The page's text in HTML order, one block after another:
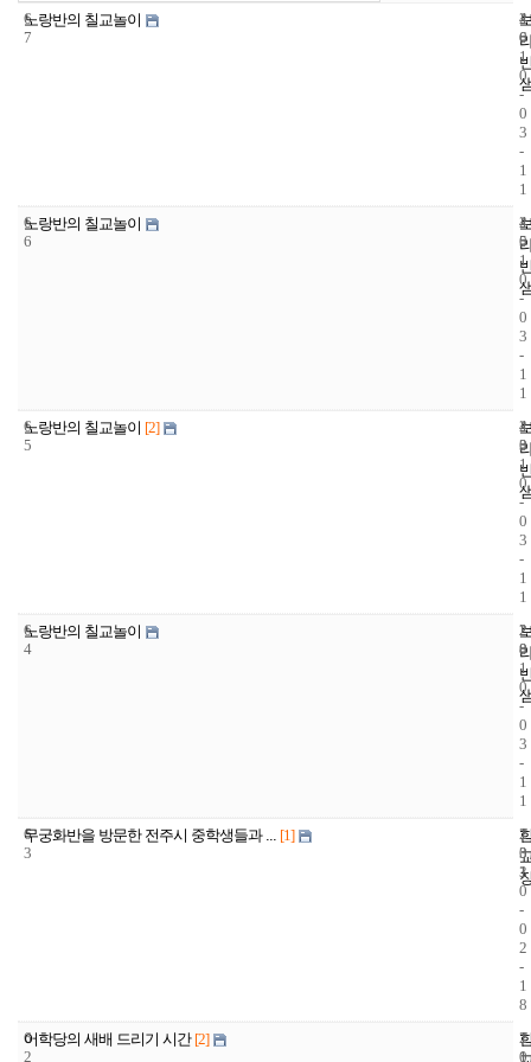
6
7
노랑반의 칠교놀이
4
6
2
0
1
0
-
0
3
-
1
1
6
6
노랑반의 칠교놀이
4
5
2
0
1
0
-
0
3
-
1
1
6
5
노랑반의 칠교놀이 [2]
4
3
2
0
1
0
-
0
3
-
1
1
6
4
노랑반의 칠교놀이
2
8
2
0
1
0
-
0
3
-
1
1
6
3
무궁화반을 방문한 전주시 중학생들과 ... [1]
1
3
3
2
0
1
0
-
0
2
-
1
8
6
2
어학당의 새배 드리기 시간 [2]
1
1
2
0